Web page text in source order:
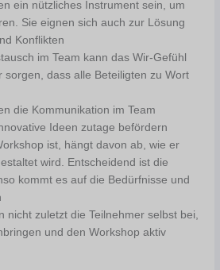
ein nützliches Instrument sein, um
Sie eignen sich auch zur Lösung
Konflikten
im Team kann das Wir-Gefühl
sorgen, dass alle Beteiligten zu Wort
die Kommunikation im Team
Ideen zutage befördern
ist, hängt davon ab, wie er
wird. Entscheidend ist die
kommt es auf die Bedürfnisse und
nicht zuletzt die Teilnehmer selbst bei,
und den Workshop aktiv